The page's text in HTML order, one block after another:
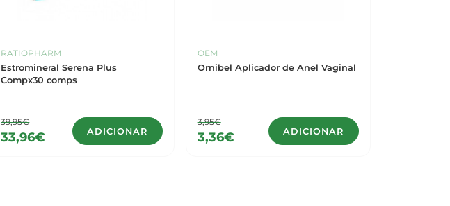
RATIOPHARM
Estromineral Serena Plus
Compx30 comps
39,95€
33,96€ ADICIONAR
OEM
Ornibel Aplicador de Anel Vaginal
3,95€
3,36€ ADICIONAR